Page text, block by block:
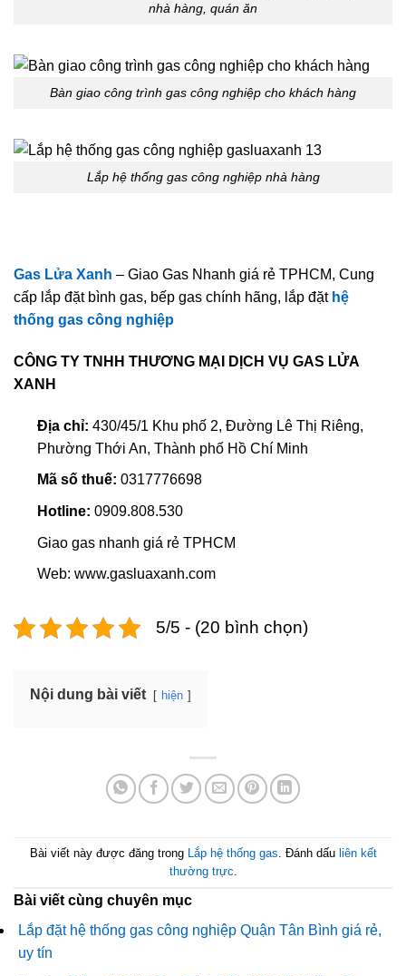
nhà hàng, quán ăn
Bàn giao công trình gas công nghiệp cho khách hàng
Lắp hệ thống gas công nghiệp nhà hàng
Gas Lửa Xanh – Giao Gas Nhanh giá rẻ TPHCM, Cung
cấp lắp đặt bình gas, bếp gas chính hãng, lắp đặt hệ
thống gas công nghiệp
CÔNG TY TNHH THƯƠNG MẠI DỊCH VỤ GAS LỬA
XANH
Địa chỉ: 430/45/1 Khu phố 2, Đường Lê Thị Riêng,
Phường Thới An, Thành phố Hồ Chí Minh
Mã số thuế: 0317776698
Hotline: 0909.808.530
Giao gas nhanh giá rẻ TPHCM
Web: www.gasluaxanh.com
5/5 - (20 bình chọn)
Nội dung bài viết hiện
Bài viết này được đăng trong Lắp hệ thống gas . Đánh dấu liên kết
thường trực
Bài viết cùng chuyên mục
Lắp đặt hệ thống gas công nghiệp Quận Tân Bình giá rẻ,
uy tín